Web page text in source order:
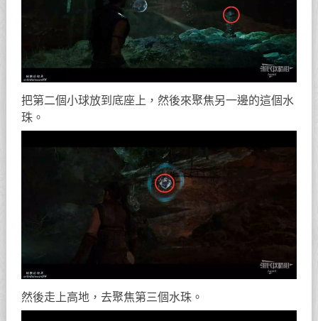
把第二個小球放到底座上，然後來聚焦另一邊的這個水
珠。
然後走上高地，去聚焦第三個水珠。